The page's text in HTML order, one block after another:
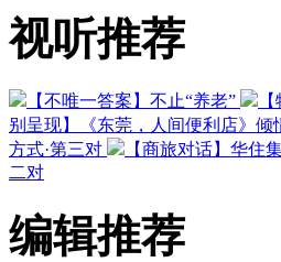
视听推荐
【不唯一答案】不止“养老”
别呈现】《东莞，人间便利店》倾
方式·第三对
【商旅对话】华住
二对
编辑推荐